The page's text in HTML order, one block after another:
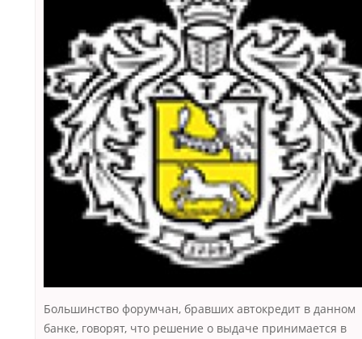
Большинство форумчан, бравших автокредит в данном
банке, говорят, что решение о выдаче принимается в